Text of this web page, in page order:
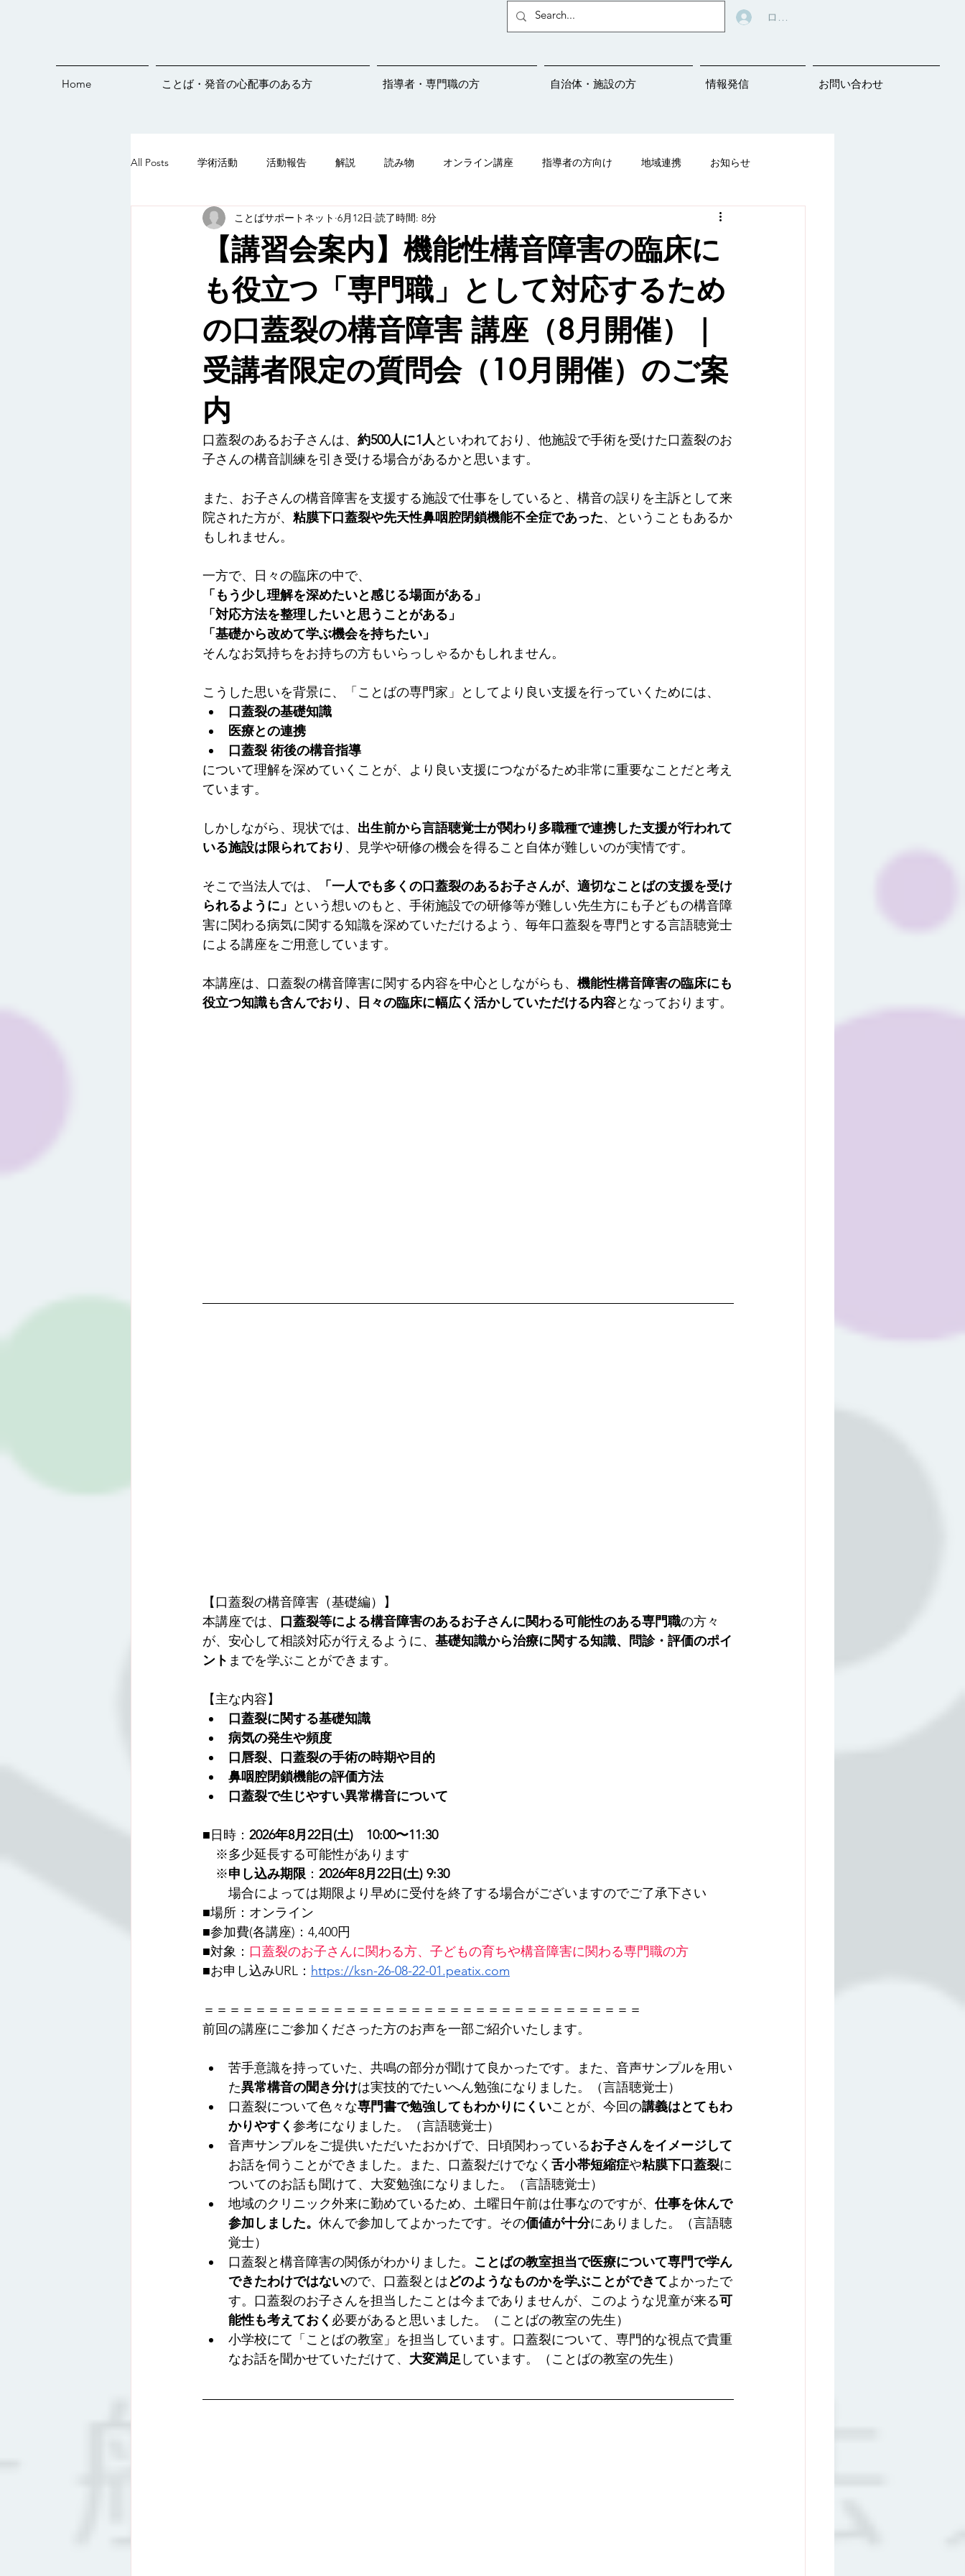
ログイン
Home ことば・発音の心配事のある方 指導者・専門職の方 自治体・施設の方 情報発信 お問い合わせ
All Posts 学術活動 活動報告 解説 読み物 オンライン講座 指導者の方向け 地域連携 お知らせ
オンラインイベント ことばサポートネットの紹介
ことばすくすくライブ♪ 5歳児さんプロジェクト 学校連携 保育園 幼稚園 ことばの教材シェアリング
オンライン講座 録画配信 医療 リハビリ 言語発達 発達障害 個別相談 オンライン相談
【講習会案内】機能性構音障害の臨床に
も役立つ「専門職」として対応するため
の口蓋裂の構音障害 講座（8月開催）｜
受講者限定の質問会（10月開催）のご案
内
ことばサポートネット 6月12日 読了時間: 8分
口蓋裂のあるお子さんは、 約500人に1人といわれており、他施設で手術を受けた口蓋裂のお
子さんの構音訓練を引き受ける場合があるかと思います。
また、お子さんの構音障害を支援する施設で仕事をしていると、構音の誤りを主訴として来
院された方が、 粘膜下口蓋裂や先天性鼻咽腔閉鎖機能不全症であった、ということもあるか
もしれません。
一方で、日々の臨床の中で、
「もう少し理解を深めたいと感じる場面がある」
「対応方法を整理したいと思うことがある」
「基礎から改めて学ぶ機会を持ちたい」
そんなお気持ちをお持ちの方もいらっしゃるかもしれません。
こうした思いを背景に、「ことばの専門家」としてより良い支援を行っていくためには、
口蓋裂の基礎知識
医療との連携
口蓋裂 術後の構音指導
について理解を深めていくことが、より良い支援につながるため非常に重要なことだと考え
ています。
しかしながら、現状では、 出生前から言語聴覚士が関わり多職種で連携した支援が行われて
いる施設は限られており 、見学や研修の機会を得ること自体が難しいのが実情です。
そこで当法人では、
「一人でも多くの口蓋裂のあるお子さんが、適切なことばの支援を受け
られるように」 という想いのもと、手術施設での研修等が難しい先生方にも子どもの構音障
害に関わる病気に関する知識を深めていただけるよう、毎年口蓋裂を専門とする言語聴覚士
による講座をご用意しています。
本講座は、口蓋裂の構音障害に関する内容を中心としながらも、 機能性構音障害の臨床にも
役立つ知識も含んでおり、日々の臨床に幅広く活かしていただける内容となっております。
【口蓋裂の構音障害（基礎編）】
本講座では、 口蓋裂等による構音障害のあるお子さんに関わる可能性のある専門職の方々
が、安心して相談対応が行えるように、 基礎知識から治療に関する知識、問診・評価のポイ
ント までを学ぶことができます。
【主な内容】
口蓋裂に関する基礎知識
病気の発生や頻度
口唇裂、口蓋裂の手術の時期や目的
鼻咽腔閉鎖機能の評価方法
口蓋裂で生じやすい異常構音について
■日時： 2026年8月22日(土)　10:00〜11:30
※多少延長する可能性があります
※申し込み期限 ： 2026年8月22日(土) 9:30
場合によっては期限より早めに受付を終了する場合がございますのでご了承下さい
■場所：オンライン
■参加費(各講座)：4,400円
■対象： 口蓋裂のお子さんに関わる方、子どもの育ちや構音障害に関わる専門職の方
■お申し込みURL： https://ksn-26-08-22-01.peatix.com
＝＝＝＝＝＝＝＝＝＝＝＝＝＝＝＝＝＝＝＝＝＝＝＝＝＝＝＝＝＝＝＝＝＝
前回の講座にご参加くださった方のお声を一部ご紹介いたします。
苦手意識を持っていた、共鳴の部分が聞けて良かったです。また、音声サンプルを用い
た異常構音の聞き分けは実技的でたいへん勉強になりました。（言語聴覚士）
口蓋裂について色々な専門書で勉強してもわかりにくいことが、今回の講義はとてもわ
かりやすく 参考になりました。（言語聴覚士）
音声サンプルをご提供いただいたおかげで、日頃関わっているお子さんをイメージして
お話を伺うことができました。また、口蓋裂だけでなく 舌小帯短縮症や粘膜下口蓋裂に
ついてのお話も聞けて、大変勉強になりました。（言語聴覚士）
地域のクリニック外来に勤めているため、土曜日午前は仕事なのですが、仕事を休んで
参加しました。 休んで参加してよかったです。その価値が十分にありました。（言語聴
覚士）
口蓋裂と構音障害の関係がわかりました。 ことばの教室担当で医療について専門で学ん
できたわけではないので、口蓋裂とはどのようなものかを学ぶことができてよかったで
す。口蓋裂のお子さんを担当したことは今までありませんが、このような児童が来る可
能性も考えておく 必要があると思いました。（ことばの教室の先生）
小学校にて「ことばの教室」を担当しています。口蓋裂について、専門的な視点で貴重
なお話を聞かせていただけて、 大変満足しています。（ことばの教室の先生）